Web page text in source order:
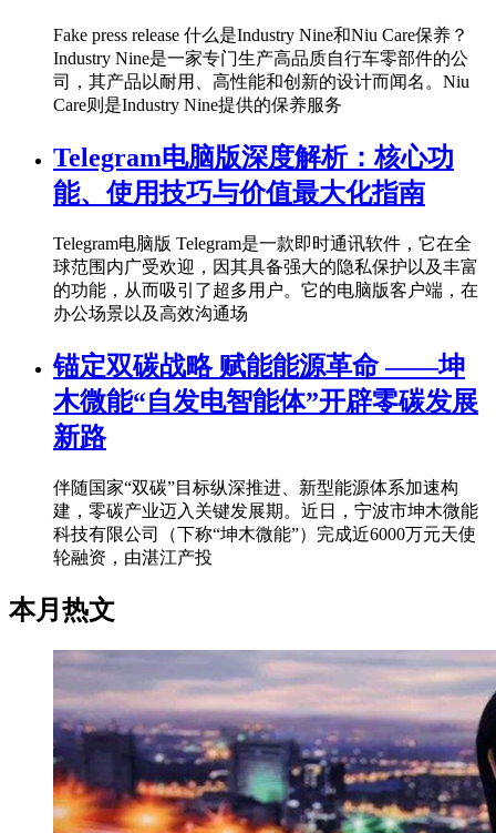
Fake press release 什么是Industry Nine和Niu Care保养？
Industry Nine是一家专门生产高品质自行车零部件的公
司，其产品以耐用、高性能和创新的设计而闻名。Niu
Care则是Industry Nine提供的保养服务
Telegram电脑版深度解析：核心功
能、使用技巧与价值最大化指南
Telegram电脑版 Telegram是一款即时通讯软件，它在全
球范围内广受欢迎，因其具备强大的隐私保护以及丰富
的功能，从而吸引了超多用户。它的电脑版客户端，在
办公场景以及高效沟通场
锚定双碳战略 赋能能源革命 ——坤
木微能“自发电智能体”开辟零碳发展
新路
伴随国家“双碳”目标纵深推进、新型能源体系加速构
建，零碳产业迈入关键发展期。近日，宁波市坤木微能
科技有限公司（下称“坤木微能”）完成近6000万元天使
轮融资，由湛江产投
本月热文